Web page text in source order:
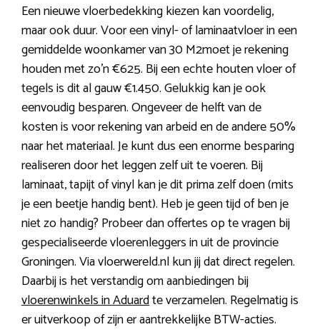
Een nieuwe vloerbedekking kiezen kan voordelig,
maar ook duur. Voor een vinyl- of laminaatvloer in een
gemiddelde woonkamer van 30 M2moet je rekening
houden met zo’n €625. Bij een echte houten vloer of
tegels is dit al gauw €1.450. Gelukkig kan je ook
eenvoudig besparen. Ongeveer de helft van de
kosten is voor rekening van arbeid en de andere 50%
naar het materiaal. Je kunt dus een enorme besparing
realiseren door het leggen zelf uit te voeren. Bij
laminaat, tapijt of vinyl kan je dit prima zelf doen (mits
je een beetje handig bent). Heb je geen tijd of ben je
niet zo handig? Probeer dan offertes op te vragen bij
gespecialiseerde vloerenleggers in uit de provincie
Groningen. Via vloerwereld.nl kun jij dat direct regelen.
Daarbij is het verstandig om aanbiedingen bij
vloerenwinkels in Aduardte verzamelen. Regelmatig is
er uitverkoop of zijn er aantrekkelijke BTW-acties.